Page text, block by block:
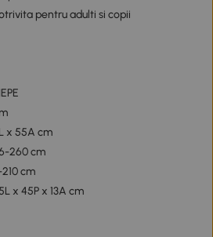
pentru adulti si copii
x 55A cm
260 cm
cm
x 45P x 13A cm